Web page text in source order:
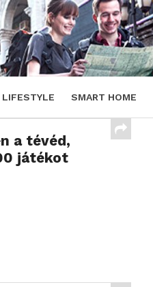
LIFESTYLE SMART HOME
a tévéd,
játékot